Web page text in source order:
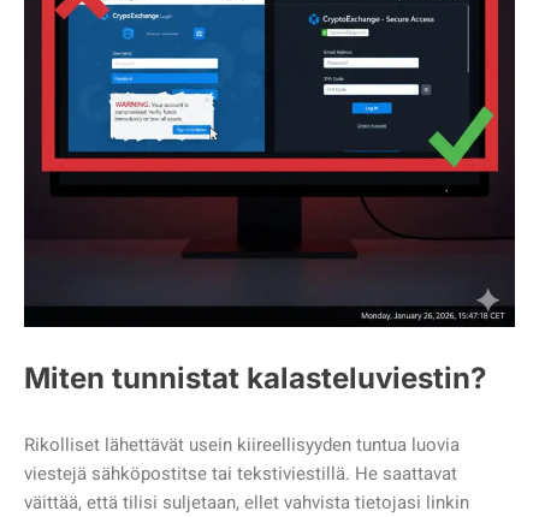
Miten tunnistat kalasteluviestin?
Rikolliset lähettävät usein kiireellisyyden tuntua luovia
viestejä sähköpostitse tai tekstiviestillä. He saattavat
väittää, että tilisi suljetaan, ellet vahvista tietojasi linkin